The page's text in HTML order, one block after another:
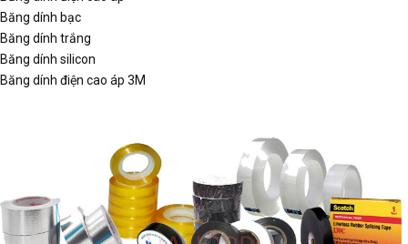
Băng dính bạc
Băng dính trắng
Băng dính silicon
Băng dính điện cao áp 3M